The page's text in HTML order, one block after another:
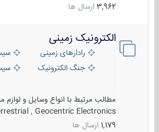
3,962 ارسال ها
الکترونیک زمینی
رادارهای زمینی
جنگ الکترونیک
مطالب مرتبط با انواع وسایل و لوازم
, Geocentric Electronics
1,179 ارسال ها